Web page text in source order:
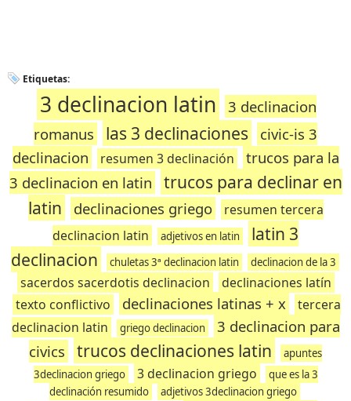
Etiquetas:
3 declinacion latin
3 declinacion
romanus
las 3 declinaciones
civic-is 3
declinacion
resumen 3 declinación
trucos para la
3 declinacion en latin
trucos para declinar en
latin
declinaciones griego
resumen tercera
declinacion latin
adjetivos en latin
latin 3
declinacion
chuletas 3ª declinacion latin declinacion de la 3
sacerdos sacerdotis declinacion
declinaciones latín
texto conflictivo
declinaciones latinas + x
tercera
declinacion latin
griego declinacion
3 declinacion para
civics
trucos declinaciones latin
apuntes
3declinacion griego
3 declinacion griego
que es la 3
declinación resumido
adjetivos 3declinacion griego